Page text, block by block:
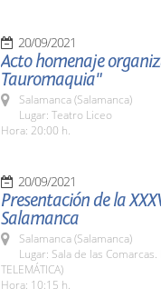
20/09/2021
Acto homenaje
Tauromaquia"
Salamanca (Salamanca)
Lugar: Teatro Liceo
Hora: 20:00 h.
20/09/2021
Presentación de la
Salamanca
Salamanca (Salamanca)
Lugar: Sala de las
TELEMÁTICA)
Hora: 10:15 h.